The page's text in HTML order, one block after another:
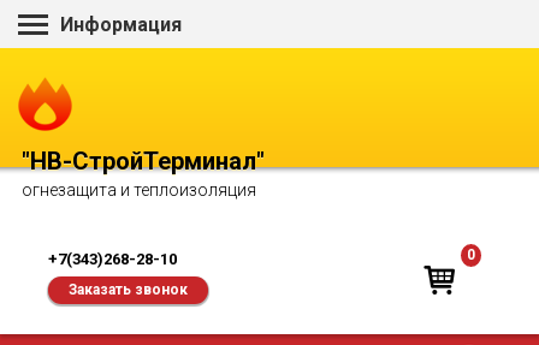
Информация
"НВ-СтройТерминал"
огнезащита и теплоизоляция
+7(343)268-28-10
Заказать звонок
0